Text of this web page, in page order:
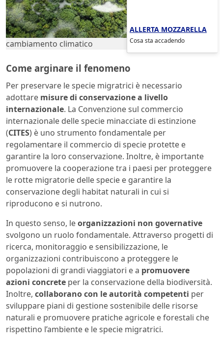
cambiamento climatico
Come arginare il fenomeno
Per preservare le specie migratrici è necessario
adottare misure di conservazione a livello
internazionale. La Convenzione sul commercio
internazionale delle specie minacciate di estinzione
(CITES) è uno strumento fondamentale per
regolamentare il commercio di specie protette e
garantire la loro conservazione. Inoltre, è importante
promuovere la cooperazione tra i paesi per proteggere
le rotte migratorie delle specie e garantire la
conservazione degli habitat naturali in cui si
riproducono e si nutrono.
In questo senso, leorganizzazioni non governative
svolgono un ruolo fondamentale. Attraverso progetti di
ricerca, monitoraggio e sensibilizzazione, le
organizzazioni contribuiscono a proteggere le
popolazioni di grandi viaggiatori e a promuovere
azioni concrete per la conservazione della biodiversità.
Inoltre, collaborano con le autorità competenti per
sviluppare piani di gestione sostenibile delle risorse
naturali e promuovere pratiche agricole e forestali che
rispettino l’ambiente e le specie migratrici.
ALLERTA MOZZARELLA
Cosa sta accadendo